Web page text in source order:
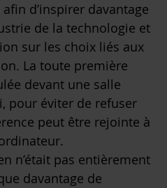
afin d’inspirer davantage
de la technologie et
sur les choix liés aux
La toute première
devant une salle
pour éviter de refuser
peut être rejointe à
n’était pas entièrement
davantage de